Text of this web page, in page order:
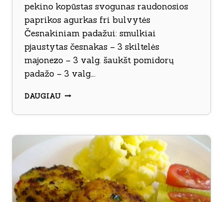
pekino kopūstas svogunas raudonosios
paprikos agurkas fri bulvytės
Česnakiniam padažui: smulkiai
pjaustytas česnakas – 3 skiltelės
majonezo – 3 valg. šaukšt pomidorų
padažo – 3 valg….
DAUGIAUVIŠTIENOS
SU
BULVYTĖMIS
IR
ČESNAKINIU
PADAŽU